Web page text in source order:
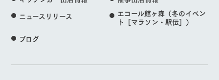
ニュースリリース
エコール館ヶ森（冬のイベン
ト［マラソン・駅伝］）
ブログ